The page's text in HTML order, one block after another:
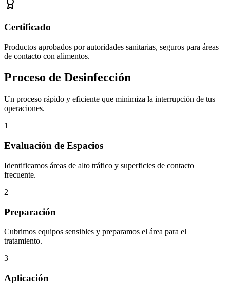
Certificado
Productos aprobados por autoridades sanitarias, seguros para áreas
de contacto con alimentos.
Proceso de Desinfección
Un proceso rápido y eficiente que minimiza la interrupción de tus
operaciones.
1
Evaluación de Espacios
Identificamos áreas de alto tráfico y superficies de contacto
frecuente.
2
Preparación
Cubrimos equipos sensibles y preparamos el área para el
tratamiento.
3
Aplicación